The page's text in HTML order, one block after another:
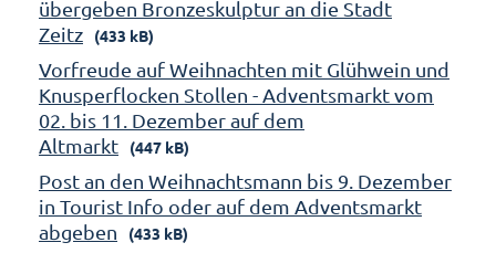
übergeben Bronzeskulptur an die Stadt
Zeitz
(433 kB)
Vorfreude auf Weihnachten mit Glühwein und
Knusperflocken Stollen - Adventsmarkt vom
02. bis 11. Dezember auf dem
Altmarkt
(447 kB)
Post an den Weihnachtsmann bis 9. Dezember
in Tourist Info oder auf dem Adventsmarkt
abgeben
(433 kB)